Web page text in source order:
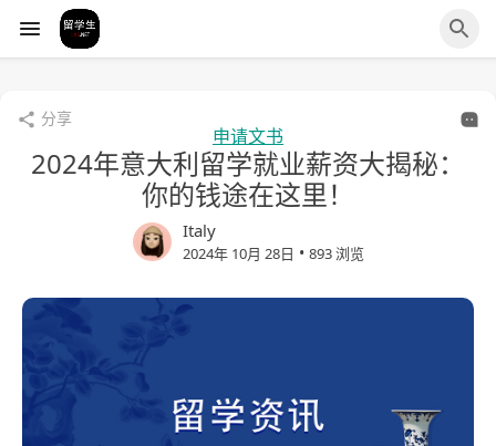
分享
申请文书
2024年意大利留学就业薪资大揭秘：
你的钱途在这里！
Italy
2024年 10月 28日 • 893 浏览